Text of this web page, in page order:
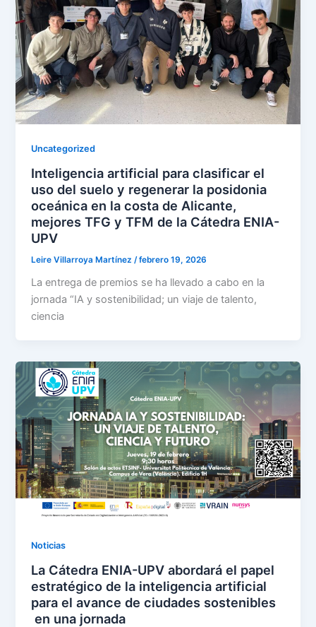
Uncategorized
Inteligencia artificial para clasificar el
uso del suelo y regenerar la posidonia
oceánica en la costa de Alicante,
mejores TFG y TFM de la Cátedra ENIA-
UPV
Leire Villarroya Martínez /febrero 19, 2026
La entrega de premios se ha llevado a cabo en la
jornada “IA y sostenibilidad; un viaje de talento,
ciencia
Noticias
La Cátedra ENIA-UPV abordará el papel
estratégico de la inteligencia artificial
para el avance de ciudades sostenibles
en una jornada